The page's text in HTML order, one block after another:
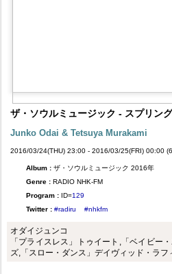
ザ・ソウルミュージック - スプリン
Junko Odai & Tetsuya Murakami
2016/03/24(THU) 23:00 - 2016/03/25(FRI) 00:00
Album : ザ・ソウルミュージック 2016年
Genre : RADIO NHK-FM
Program : ID=129
Twitter : #radiru #nhkfm
オダイジュンコ
「プライスレス」トゥイート,「ベイビー
ズ,「スロー・ダンス」デイヴィッド・ラフ